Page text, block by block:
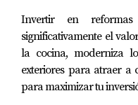
3. La pareja
Una pareja mayor
pequeña pero
sobre el tamaño. Al
encontrar una
Invertir en reformas
significativamente el
la cocina, moderniza
exteriores para atraer a
para maximizar tu